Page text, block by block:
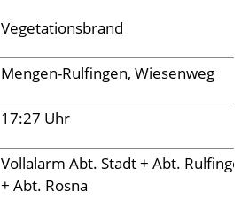
Vegetationsbrand
Mengen-Rulfingen, Wiesenweg
17:27 Uhr
Vollalarm Abt. Stadt + Abt. Rulfingen
+ Abt. Rosna